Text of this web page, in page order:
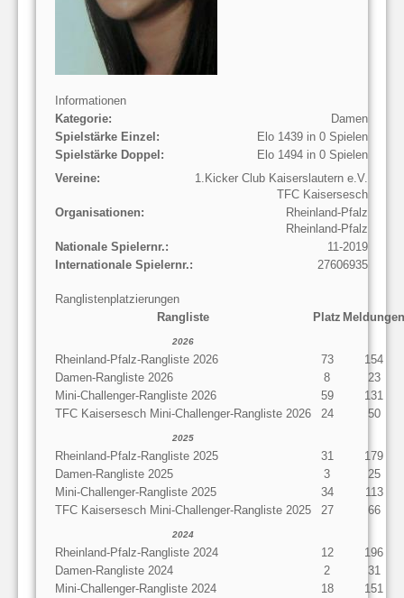
Informationen
Kategorie:
Damen
Spielstärke Einzel:
Elo 1439 in 0 Spielen
Spielstärke Doppel:
Elo 1494 in 0 Spielen
Vereine:
1.Kicker Club Kaiserslautern e.V.
TFC Kaisersesch
Organisationen:
Rheinland-Pfalz
Rheinland-Pfalz
Nationale Spielernr.:
11-2019
Internationale Spielernr.:
27606935
Ranglistenplatzierungen
Rangliste
Platz Meldungen
2026
Rheinland-Pfalz-Rangliste 2026 73
154
Damen-Rangliste 2026
8
23
Mini-Challenger-Rangliste 2026
59
131
TFC Kaisersesch Mini-Challenger-Rangliste 2026
24 50
2025
Rheinland-Pfalz-Rangliste 2025 31
179
Damen-Rangliste 2025
3
25
Mini-Challenger-Rangliste 2025
34
113
TFC Kaisersesch Mini-Challenger-Rangliste 2025
27 66
2024
Rheinland-Pfalz-Rangliste 2024 12
196
Damen-Rangliste 2024
2
31
Mini-Challenger-Rangliste 2024
18
151